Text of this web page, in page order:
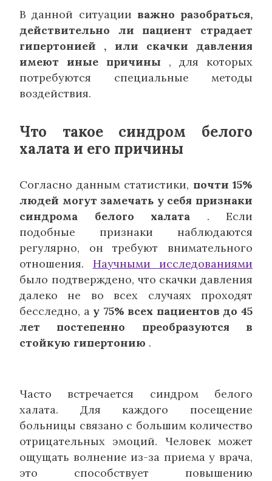
В данной ситуации важно разобраться,
действительно ли пациент страдает
гипертонией , или скачки давления
имеют иные причины , для которых
потребуются специальные методы
воздействия.
Что такое синдром белого
халата и его причины
Согласно данным статистики, почти 15%
людей могут замечать у себя признаки
синдрома белого халата . Если
подобные признаки наблюдаются
регулярно, он требуют внимательного
отношения. Научными исследованиями
было подтверждено, что скачки давления
далеко не во всех случаях проходят
бесследно, а у 75% всех пациентов до 45
лет постепенно преобразуются в
стойкую гипертонию .
Часто встречается синдром белого
халата. Для каждого посещение
больницы связано с большим количество
отрицательных эмоций. Человек может
ощущать волнение из-за приема у врача,
это способствует повышению